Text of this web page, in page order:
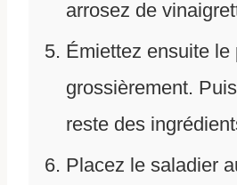
arrosez de
Émiettez ensuite le
grossièrement.
reste des
Placez le saladier